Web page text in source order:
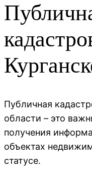
Публичная
области – это
получения
объектах
статусе.